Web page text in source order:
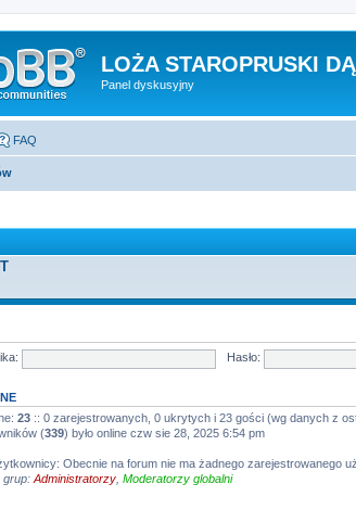
LOŻA STAROPRUSKI
Panel dyskusyjny
FAQ
Hasło:
23 :: 0 zarejestrowanych, 0 ukrytych i 23 gości (wg danych z
(339) było online czw sie 28, 2025 6:54 pm
Obecnie na forum nie ma żadnego zarejestrowanego
grup: Administratorzy Moderatorzy globalni